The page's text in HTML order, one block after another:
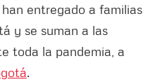
entregado a familias
y se suman a las
toda la pandemia, a
.